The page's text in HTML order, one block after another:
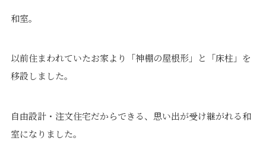
和室。
以前住まわれていたお家より「神棚の屋根形」と「床柱」を
移設しました。
自由設計・注文住宅だからできる、思い出が受け継がれる和
室になりました。